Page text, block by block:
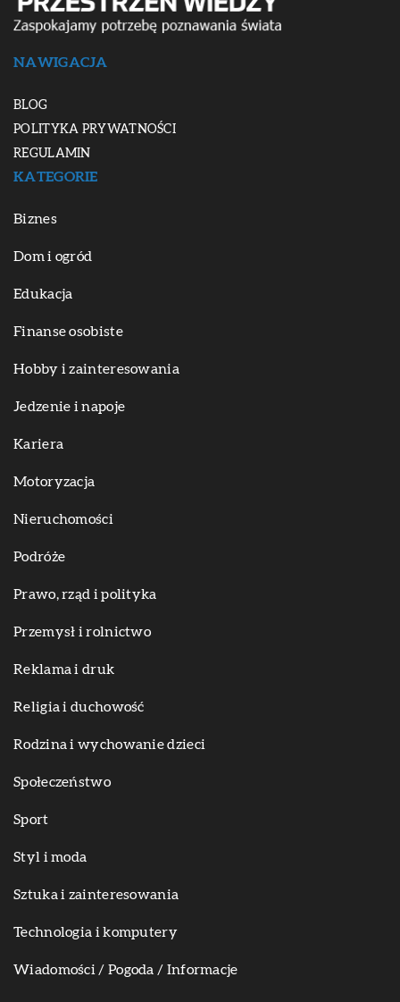
NAWIGACJA
BLOG
POLITYKA PRYWATNOŚCI
REGULAMIN
KATEGORIE
Biznes
Dom i ogród
Edukacja
Finanse osobiste
Hobby i zainteresowania
Jedzenie i napoje
Kariera
Motoryzacja
Nieruchomości
Podróże
Prawo, rząd i polityka
Przemysł i rolnictwo
Reklama i druk
Religia i duchowość
Rodzina i wychowanie dzieci
Społeczeństwo
Sport
Styl i moda
Sztuka i zainteresowania
Technologia i komputery
Wiadomości / Pogoda / Informacje